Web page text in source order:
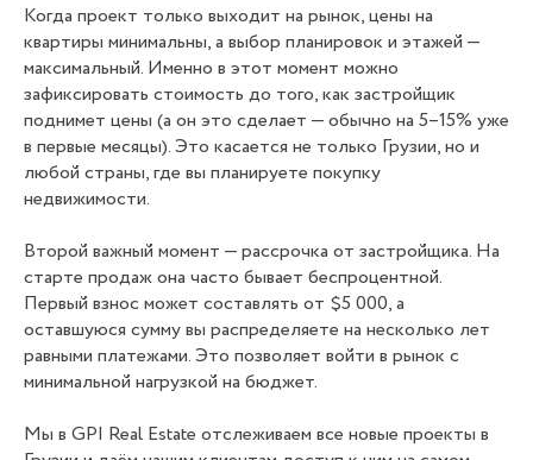
Когда проект только выходит на рынок, цены на
квартиры минимальны, а выбор планировок и этажей —
максимальный. Именно в этот момент можно
зафиксировать стоимость до того, как застройщик
поднимет цены (а он это сделает — обычно на 5–15% уже
в первые месяцы). Это касается не только Грузии, но и
любой страны, где вы планируете покупку
недвижимости.
Второй важный момент — рассрочка от застройщика. На
старте продаж она часто бывает беспроцентной.
Первый взнос может составлять от $5 000, а
оставшуюся сумму вы распределяете на несколько лет
равными платежами. Это позволяет войти в рынок с
минимальной нагрузкой на бюджет.
Мы в GPI Real Estate отслеживаем все новые проекты в